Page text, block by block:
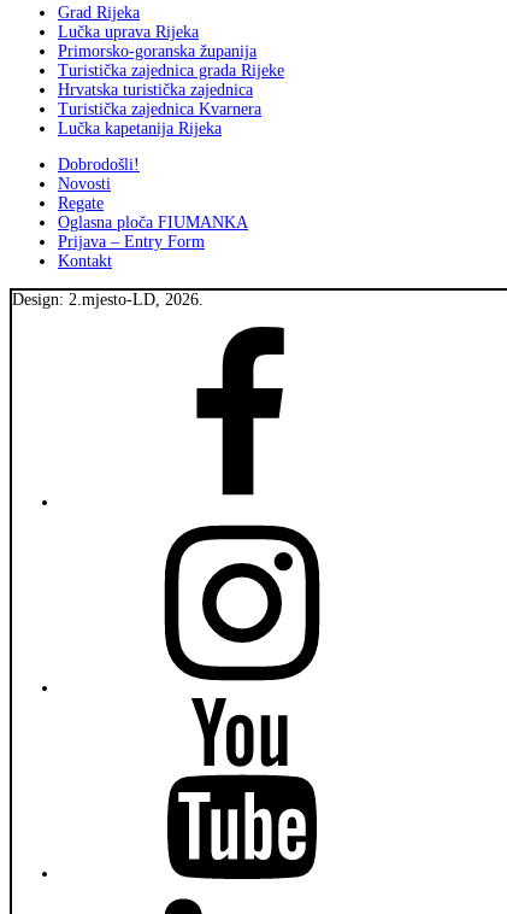
navigationGrad Rijeka
Lučka uprava Rijeka
Primorsko-goranska županija
Turistička zajednica grada Rijeke
Hrvatska turistička zajednica
Turistička zajednica Kvarnera
Lučka kapetanija Rijeka
Dobrodošli!
Novosti
Regate
Oglasna ploča FIUMANKA
Prijava – Entry Form
Kontakt
Design: 2.mjesto-LD, 2026.